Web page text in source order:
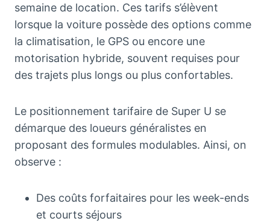
semaine de location. Ces tarifs s’élèvent
lorsque la voiture possède des options comme
la climatisation, le GPS ou encore une
motorisation hybride, souvent requises pour
des trajets plus longs ou plus confortables.
Le positionnement tarifaire de Super U se
démarque des loueurs généralistes en
proposant des formules modulables. Ainsi, on
observe :
Des coûts forfaitaires pour les week-ends
et courts séjours